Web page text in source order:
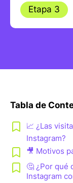
Etapa 3
Tabla de
📈 ¿Las
Instagram?
🎥 Motivos
🤔 ¿Por qué
Instagram